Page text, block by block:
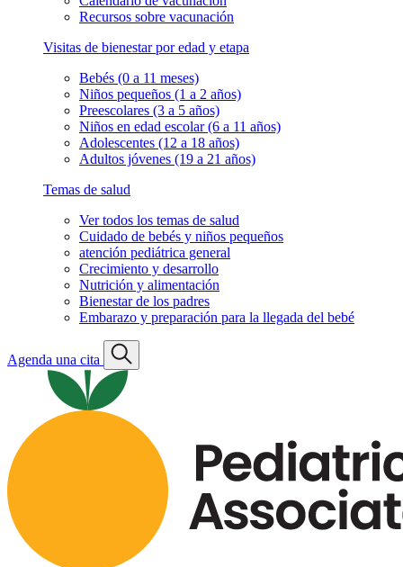
Recursos sobre vacunación
Visitas de bienestar por edad y etapa
Bebés (0 a 11 meses)
Niños pequeños (1 a 2 años)
Preescolares (3 a 5 años)
Niños en edad escolar (6 a 11 años)
Adolescentes (12 a 18 años)
Adultos jóvenes (19 a 21 años)
Temas de salud
Ver todos los temas de salud
Cuidado de bebés y niños pequeños
atención pediátrica general
Crecimiento y desarrollo
Nutrición y alimentación
Bienestar de los padres
Embarazo y preparación para la llegada del bebé
Agenda una cita